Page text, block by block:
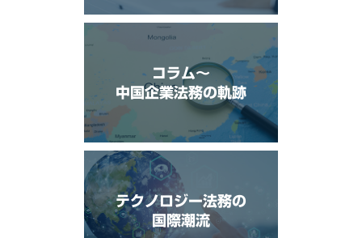
コラム〜
中国企業法務の軌跡
テクノロジー法務の
国際潮流